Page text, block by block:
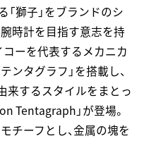
「獅子」をブランドのシ
時計を目指す意志を持
ーを代表するメカニカ
ンタグラフ」を搭載し、
来するスタイルをまとっ
Tentagraph」が登場。
チーフとし、金属の塊を